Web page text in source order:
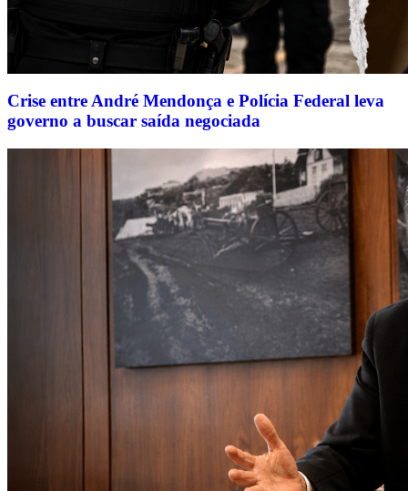
Crise entre André Mendonça e Polícia Federal leva
governo a buscar saída negociada